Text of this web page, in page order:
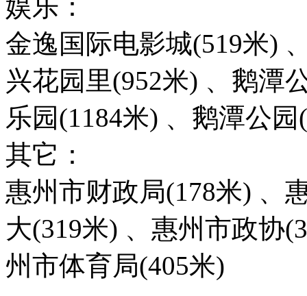
娱乐：
金逸国际电影城(519米)
兴花园里(952米) 、鹅潭
乐园(1184米) 、鹅潭公
其它：
惠州市财政局(178米) 、
大(319米) 、惠州市政协
州市体育局(405米)